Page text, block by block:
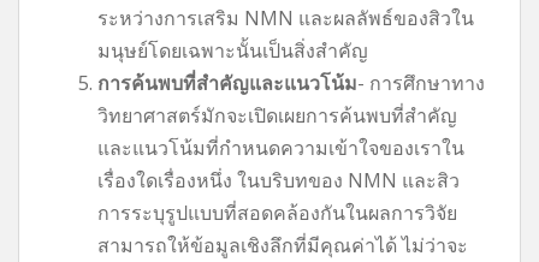
ระหว่างการเสริม NMN และผลลัพธ์ของสิวใน
มนุษย์โดยเฉพาะนั้นเป็นสิ่งสำคัญ
การค้นพบที่สำคัญและแนวโน้ม- การศึกษาทาง
วิทยาศาสตร์มักจะเปิดเผยการค้นพบที่สำคัญ
และแนวโน้มที่กำหนดความเข้าใจของเราใน
เรื่องใดเรื่องหนึ่ง ในบริบทของ NMN และสิว
การระบุรูปแบบที่สอดคล้องกันในผลการวิจัย
สามารถให้ข้อมูลเชิงลึกที่มีคุณค่าได้ ไม่ว่าจะ